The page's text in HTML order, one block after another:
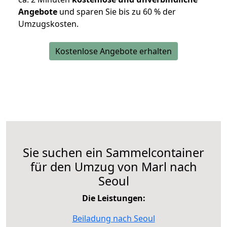
Angebote und sparen Sie bis zu 60 % der
Umzugskosten.
Kostenlose Angebote erhalten
Sie suchen ein Sammelcontainer
für den Umzug von Marl nach
Seoul
Die Leistungen:
Beiladung nach Seoul